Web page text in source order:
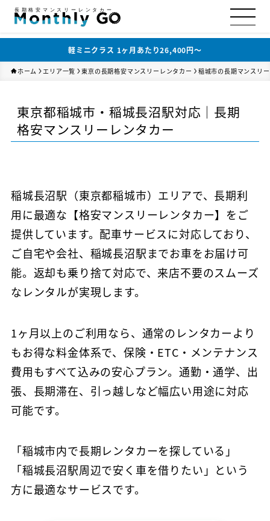
長期格安マンスリーレンタカー
軽ミニクラス 1ヶ月あたり26,400円〜
ホーム エリア一覧 東京の長期格安マンスリーレンタカー 稲城市の長期マンスリ
東京都稲城市・稲城長沼駅対応｜長期
格安マンスリーレンタカー
稲城長沼駅（東京都稲城市）エリアで、長期利
用に最適な【格安マンスリーレンタカー】をご
提供しています。配車サービスに対応しており、
ご自宅や会社、稲城長沼駅までお車をお届け可
能。返却も乗り捨て対応で、来店不要のスムーズ
なレンタルが実現します。
1ヶ月以上のご利用なら、通常のレンタカーより
もお得な料金体系で、保険・ETC・メンテナンス
費用もすべて込みの安心プラン。通勤・通学、出
張、長期滞在、引っ越しなど幅広い用途に対応
可能です。
「稲城市内で長期レンタカーを探している」
「稲城長沼駅周辺で安く車を借りたい」という
方に最適なサービスです。